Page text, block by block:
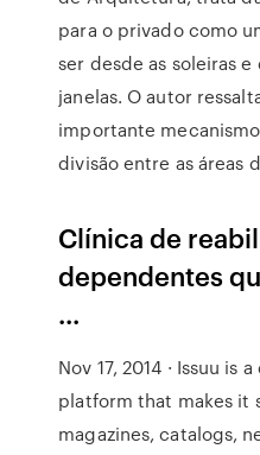
para o privado como
ser desde as soleiras
janelas. O autor
importante
divisão entre as áreas
Clínica de
dependentes
...
Nov 17, 2014 · Issuu is
platform that makes it
magazines, catalogs,